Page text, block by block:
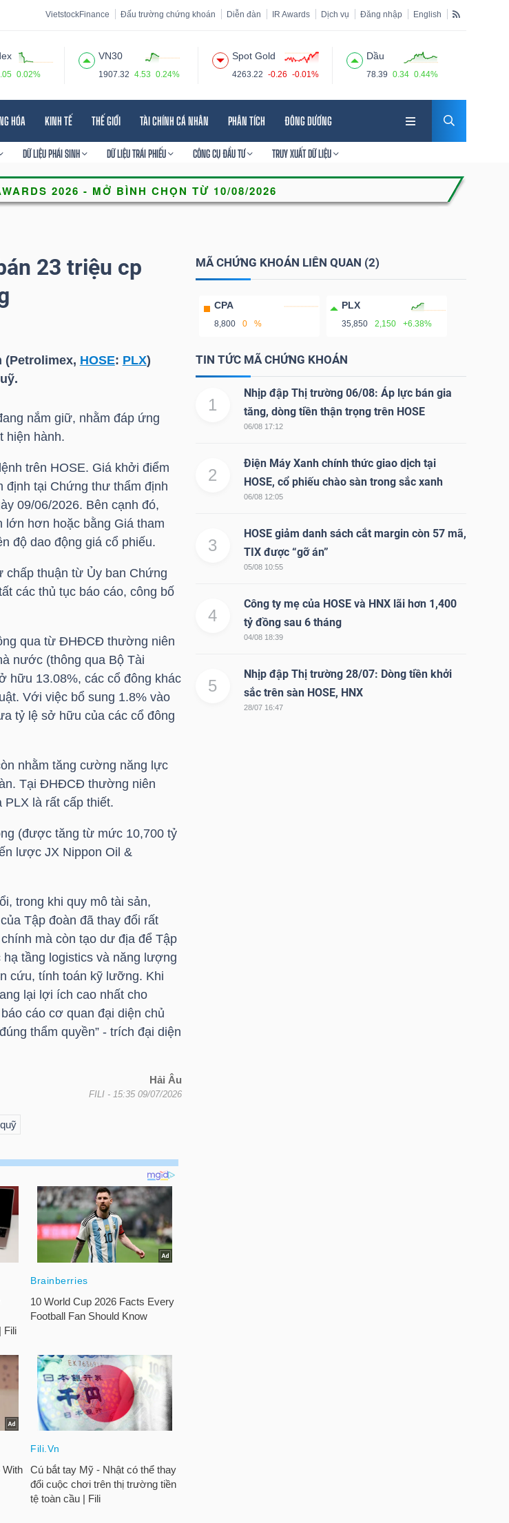
VietstockFinance Đấu trường chứng khoán Diễn đàn IR Awards Dịch vụ Đăng nhập English
0.02%
VN30
1907.32 4.53 0.24%
Spot Gold
4263.22 -0.26 -0.01%
Dầu
78.39 0.34 0.44%
HÓA KINH TẾ THẾ GIỚI TÀI CHÍNH CÁ NHÂN PHÂN TÍCH ĐÔNG DƯƠNG
DỮ LIỆU PHÁI SINH DỮ LIỆU TRÁI PHIẾU CÔNG CỤ ĐẦU TƯ TRUY XUẤT DỮ LIỆU
23 triệu cp
(Petrolimex, HOSE: PLX)
nắm giữ, nhằm đáp ứng
hiện hành.
trên HOSE. Giá khởi điểm
tại Chứng thư thẩm định
09/06/2026. Bên cạnh đó,
lớn hơn hoặc bằng Giá tham
độ dao động giá cổ phiếu.
chấp thuận từ Ủy ban Chứng
các thủ tục báo cáo, công bố
qua từ ĐHĐCĐ thường niên
nước (thông qua Bộ Tài
hữu 13.08%, các cổ đông khác
Với việc bổ sung 1.8% vào
tỷ lệ sở hữu của các cổ đông
nhằm tăng cường năng lực
Tại ĐHĐCĐ thường niên
PLXlà rất cấp thiết.
(được tăng từ mức 10,700 tỷ
lược JX Nippon Oil &
trong khi quy mô tài sản,
Tập đoàn đã thay đổi rất
mà còn tạo dư địa để Tập
tầng logistics và năng lượng
cứu, tính toán kỹ lưỡng. Khi
lại lợi ích cao nhất cho
cáo cơ quan đại diện chủ
thẩm quyền” - trích đại diện
Hải Âu
FILI - 15:35 09/07/2026
MÃ CHỨNG KHOÁN LIÊN QUAN (2)
CPA
8,800 0 %
PLX
35,850 2,150 +6.38%
TIN TỨC MÃ CHỨNG KHOÁN
1
Nhịp đập Thị trường 06/08: Áp lực bán gia
tăng, dòng tiền thận trọng trên HOSE
06/08 17:12
2
Điện Máy Xanh chính thức giao dịch tại
HOSE, cổ phiếu chào sàn trong sắc xanh
06/08 12:05
3
HOSE giảm danh sách cắt margin còn 57 mã,
TIX được “gỡ án”
05/08 10:55
4
Công ty mẹ của HOSE và HNX lãi hơn 1,400
tỷ đồng sau 6 tháng
04/08 18:39
5
Nhịp đập Thị trường 28/07: Dòng tiền khởi
sắc trên sàn HOSE, HNX
28/07 16:47